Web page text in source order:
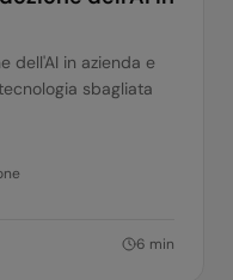
dell'AI in azienda e
sbagliata
6 min